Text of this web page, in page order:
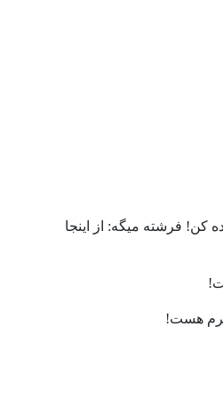
کن! فرشته ميگه: از اينجا
هست!